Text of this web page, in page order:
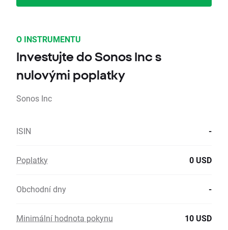
O INSTRUMENTU
Investujte do Sonos Inc s
nulovými poplatky
Sonos Inc
ISIN -
Poplatky 0 USD
Obchodní dny -
Minimální hodnota pokynu 10 USD